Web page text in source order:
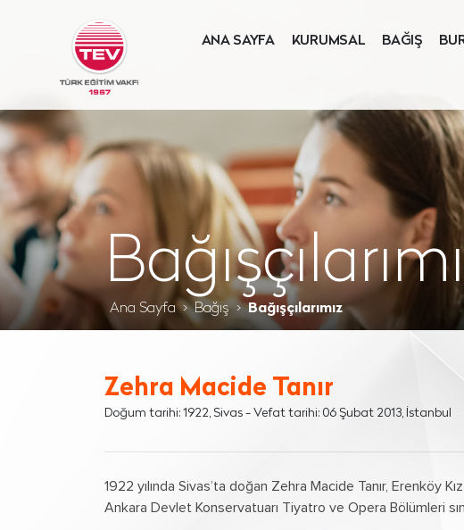
ANA SAYFA KURUMSAL BAĞIŞ
Ana Sayfa Bağış Bağışçılarımız
Zehra Macide Tanır
Doğum tarihi: 1922, Sivas - Vefat tarihi: 06 Şubat 2013, İstanbul
1922 yılında Sivas’ta doğan Zehra Macide Tanır, Erenköy
Ankara Devlet Konservatuarı Tiyatro ve Opera Bölümleri